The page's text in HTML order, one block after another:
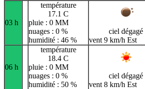
03 h
température
17.1 C
pluie : 0 MM
nuages : 0 %
humidité : 46 %
ciel dégagé
vent 9 km/h Est
06 h
température
18.4 C
pluie : 0 MM
nuages : 0 %
humidité : 50 %
ciel dégagé
vent 8 km/h Est